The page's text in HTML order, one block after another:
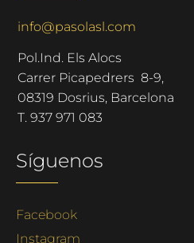
info@pasolasl.com
Pol.Ind. Els Alocs
Carrer Picapedrers 8-9,
08319 Dosrius, Barcelona
T. 937 971 083
Síguenos
Facebook
Instagram